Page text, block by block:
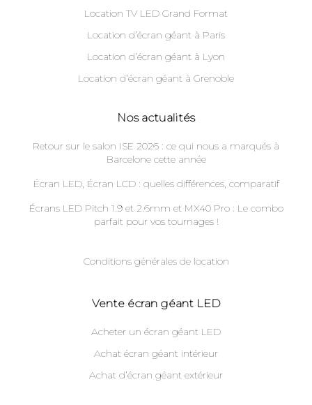
Location TV LED Grand Format
Location d’écran géant à Paris
Location d’écran géant à Lyon
Location d’écran géant à Grenoble
Nos actualités
Retour sur le salon ISE 2026 : ce qui nous a marqués à
Barcelone cette année
Écran LED, Écran LCD : quelles différences, comparatif
Écrans LED Pitch 1.9 et 2.6mm et MX40 Pro : Le combo
parfait pour vos tournages !
Conditions générales de location
Vente écran géant LED
Acheter un écran géant LED
Achat écran géant intérieur
Achat d’écran géant extérieur